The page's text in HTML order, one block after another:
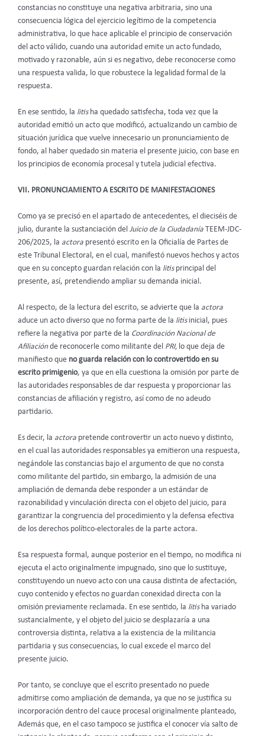
constancias no constituye una negativa arbitraria, sino una
consecuencia lógica del ejercicio legítimo de la competencia
administrativa, lo que hace aplicable el principio de conservación
del acto válido, cuando una autoridad emite un acto fundado,
motivado y razonable, aún si es negativo, debe reconocerse como
una respuesta valida, lo que robustece la legalidad formal de la
respuesta.
En ese sentido, la litisha quedado satisfecha, toda vez que la
autoridad emitió un acto que modificó, actualizando un cambio de
situación jurídica que vuelve innecesario un pronunciamiento de
fondo, al haber quedado sin materia el presente juicio, con base en
los principios de economía procesal y tutela judicial efectiva.
VII. PRONUNCIAMIENTO A ESCRITO DE MANIFESTACIONES
Como ya se precisó en el apartado de antecedentes, el dieciséis de
julio, durante la sustanciación del Juicio de la Ciudadanía TEEM-JDC-
206/2025, la actora presentó escrito en la Oficialía de Partes de
este Tribunal Electoral, en el cual, manifestó nuevos hechos y actos
que en su concepto guardan relación con la litisprincipal del
presente, así, pretendiendo ampliar su demanda inicial.
Al respecto, de la lectura del escrito, se advierte que la actora
aduce un acto diverso que no forma parte de la litisinicial, pues
refiere la negativa por parte de la Coordinación Nacional de
Afiliaciónde reconocerle como militante del PRI, lo que deja de
manifiesto que no guarda relación con lo controvertido en su
escrito primigenio, ya que en ella cuestiona la omisión por parte de
las autoridades responsables de dar respuesta y proporcionar las
constancias de afiliación y registro, así como de no adeudo
partidario.
Es decir, la actora pretende controvertir un acto nuevo y distinto,
en el cual las autoridades responsables ya emitieron una respuesta,
negándole las constancias bajo el argumento de que no consta
como militante del partido, sin embargo, la admisión de una
ampliación de demanda debe responder a un estándar de
razonabilidad y vinculación directa con el objeto del juicio, para
garantizar la congruencia del procedimiento y la defensa efectiva
de los derechos político-electorales de la parte actora.
Esa respuesta formal, aunque posterior en el tiempo, no modifica ni
ejecuta el acto originalmente impugnado, sino que lo sustituye,
constituyendo un nuevo acto con una causa distinta de afectación,
cuyo contenido y efectos no guardan conexidad directa con la
omisión previamente reclamada. En ese sentido, la litisha variado
sustancialmente, y el objeto del juicio se desplazaría a una
controversia distinta, relativa a la existencia de la militancia
partidaria y sus consecuencias, lo cual excede el marco del
presente juicio.
Por tanto, se concluye que el escrito presentado no puede
admitirse como ampliación de demanda, ya que no se justifica su
incorporación dentro del cauce procesal originalmente planteado,
Además que, en el caso tampoco se justifica el conocer vía salto de